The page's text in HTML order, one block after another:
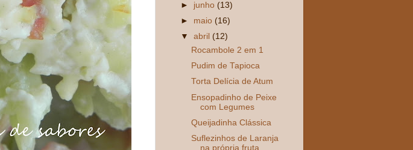
► junho (13)
► maio (16)
▼abril (12)
Rocambole 2 em 1
Pudim de Tapioca
Torta Delícia de Atum
Ensopadinho de Peixe
com Legumes
Queijadinha Clássica
Suflezinhos de Laranja
na própria fruta